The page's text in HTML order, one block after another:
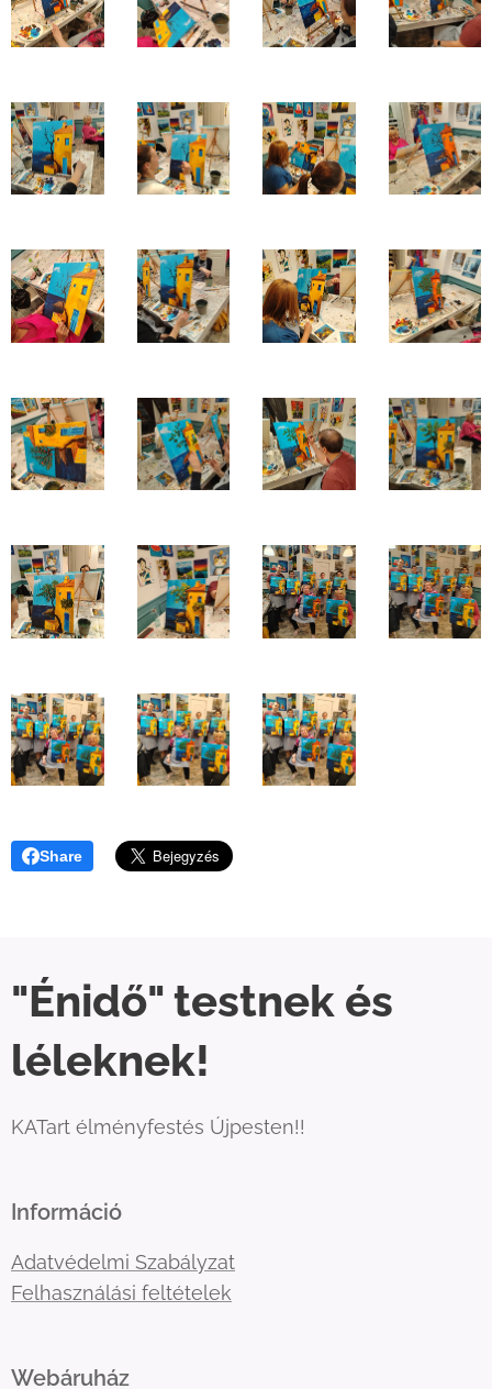
Share
"Énidő" testnek és
léleknek!
KATart élményfestés Újpesten!!
Információ
Adatvédelmi Szabályzat
Felhasználási feltételek
Webáruház